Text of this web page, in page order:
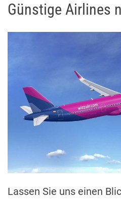
Günstige Airlines
Lassen Sie uns einen